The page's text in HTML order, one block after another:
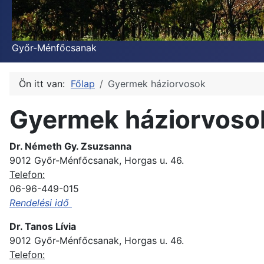
Győr-Ménfőcsanak
Ön itt van: Főlap Gyermek háziorvosok
Gyermek
Dr. Németh Gy. Zsuzsanna
9012 Győr-Ménfőcsanak, Horgas u. 46.
Telefon:
06-96-449-015
Rendelési idő
Dr. Tanos Lívia
9012 Győr-Ménfőcsanak, Horgas u. 46.
Telefon: